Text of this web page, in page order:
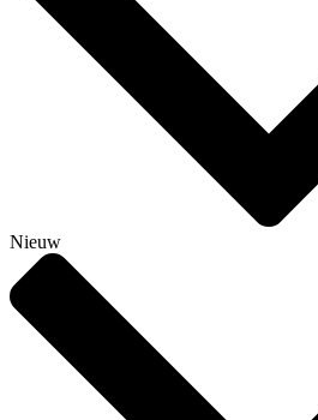
Nieuw